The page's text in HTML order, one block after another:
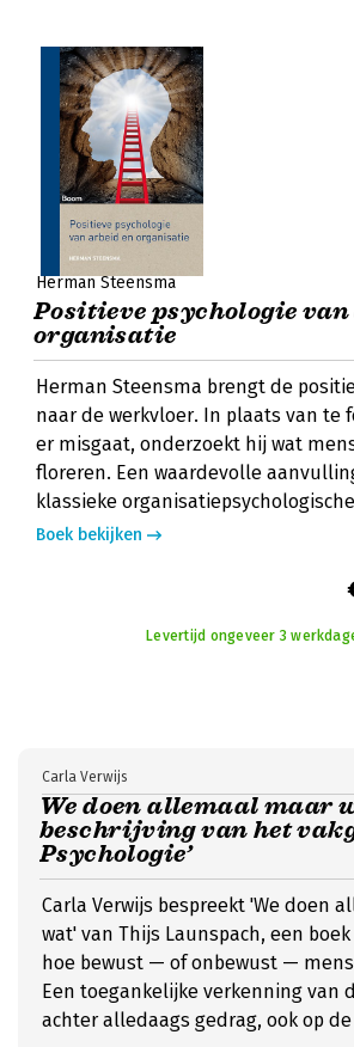
Herman Steensma
Positieve psychologie
organisatie
Herman Steensma brengt de
naar de werkvloer. In plaats van te
er misgaat, onderzoekt hij wat
floreren. Een waardevolle
klassieke
Boek bekijken
Levertijd ongeveer 3
We doen allemaal maar
beschrijving van het
Psychologie’
Carla Verwijs
Carla Verwijs bespreekt 'We doen
wat' van Thijs Launspach, een
hoe bewust — of onbewust —
Een toegankelijke verkenning van
achter alledaags gedrag, ook op